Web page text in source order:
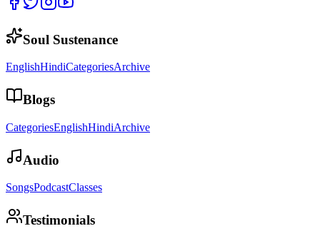
Soul Sustenance
EnglishHindiCategoriesArchive
Blogs
CategoriesEnglishHindiArchive
Audio
SongsPodcastClasses
Testimonials